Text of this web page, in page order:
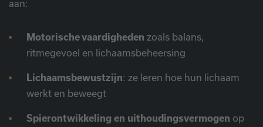
aan:
Motorische vaardigheden zoals balans,
ritmegevoel en lichaamsbeheersing
Lichaamsbewustzijn: ze leren hoe hun lichaam
werkt en beweegt
Spierontwikkeling en uithoudingsvermogen op